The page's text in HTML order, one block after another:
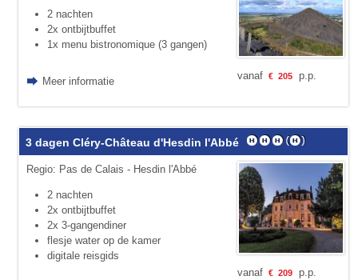
2 nachten
2x ontbijtbuffet
1x menu bistronomique (3 gangen)
Meer informatie vanaf € 205p.p.
3 dagen Cléry-Château d'Hesdin l'Abbé
Regio: Pas de Calais - Hesdin l'Abbé
2 nachten
2x ontbijtbuffet
2x 3-gangendiner
flesje water op de kamer
digitale reisgids
vanaf € 209p.p.